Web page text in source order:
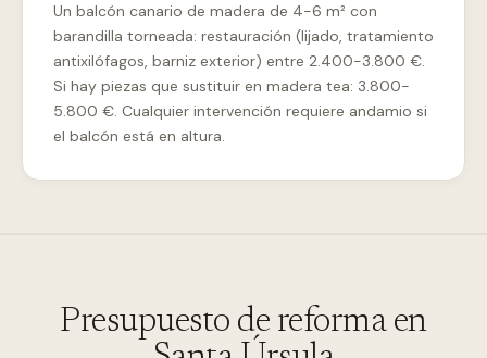
Un balcón canario de madera de 4-6 m² con
barandilla torneada: restauración (lijado, tratamiento
antixilófagos, barniz exterior) entre 2.400-3.800 €.
Si hay piezas que sustituir en madera tea: 3.800-
5.800 €. Cualquier intervención requiere andamio si
el balcón está en altura.
Presupuesto de reforma en